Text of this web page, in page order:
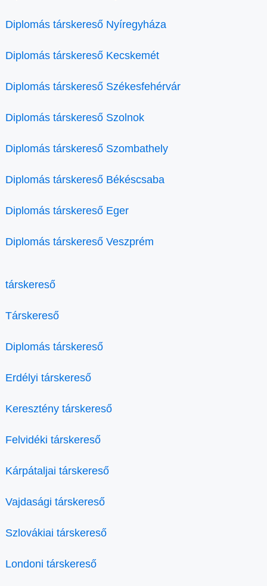
Diplomás társkereső Nyíregyháza
Diplomás társkereső Kecskemét
Diplomás társkereső Székesfehérvár
Diplomás társkereső Szolnok
Diplomás társkereső Szombathely
Diplomás társkereső Békéscsaba
Diplomás társkereső Eger
Diplomás társkereső Veszprém
társkereső
Társkereső
Diplomás társkereső
Erdélyi társkereső
Keresztény társkereső
Felvidéki társkereső
Kárpátaljai társkereső
Vajdasági társkereső
Szlovákiai társkereső
Londoni társkereső